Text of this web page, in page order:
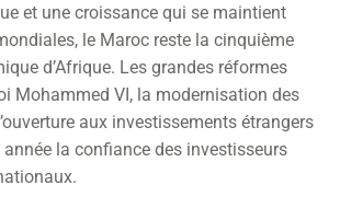
et une croissance qui se maintient
le Maroc reste la cinquième
d’Afrique. Les grandes réformes
Mohammed VI, la modernisation des
aux investissements étrangers
la confiance des investisseurs